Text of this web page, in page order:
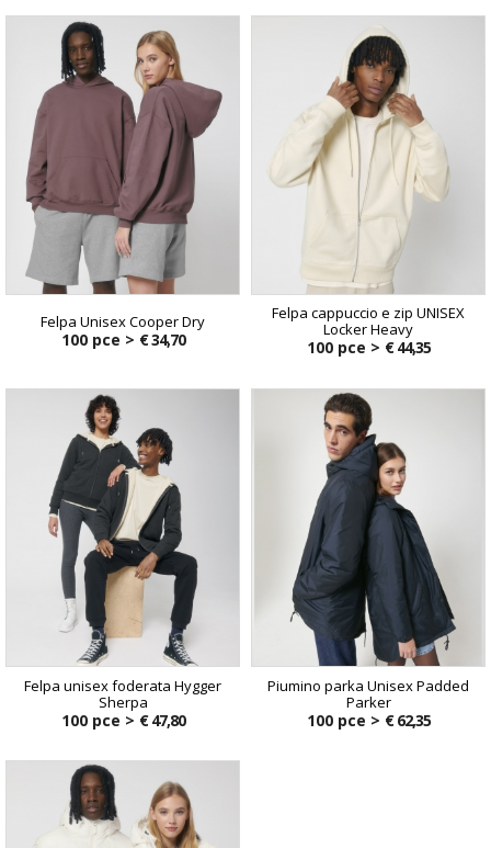
Felpa Unisex Cooper Dry
100 pce > € 34,70
Felpa cappuccio e zip UNISEX
Locker Heavy
100 pce > € 44,35
Felpa unisex foderata Hygger
Sherpa
100 pce > € 47,80
Piumino parka Unisex Padded
Parker
100 pce > € 62,35